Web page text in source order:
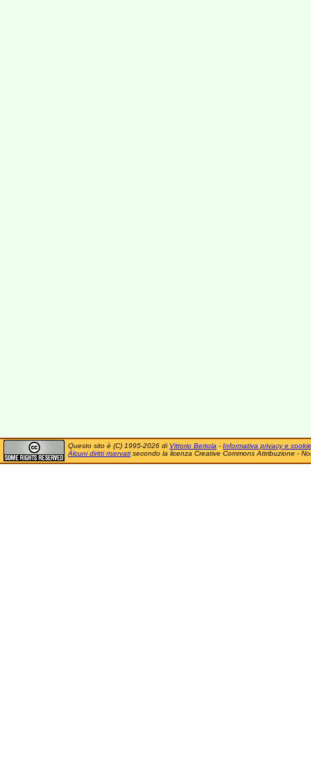
Questo sito è (C) 1995-2026 di Vittorio Bertola - Informativa privacy e cookie
Alcuni diritti riservatisecondo la licenza Creative Commons Attribuzione -